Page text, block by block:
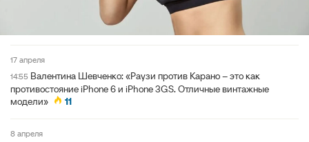
17 апреля
14:55 Валентина Шевченко: «Раузи против Карано – это как
противостояние iPhone 6 и iPhone 3GS. Отличные винтажные
модели»
11
8 апреля